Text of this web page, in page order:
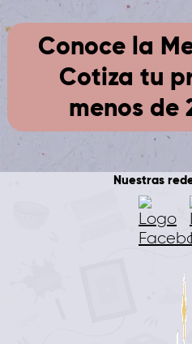
Conoce la
Cotiza tu
menos de
Nuestras